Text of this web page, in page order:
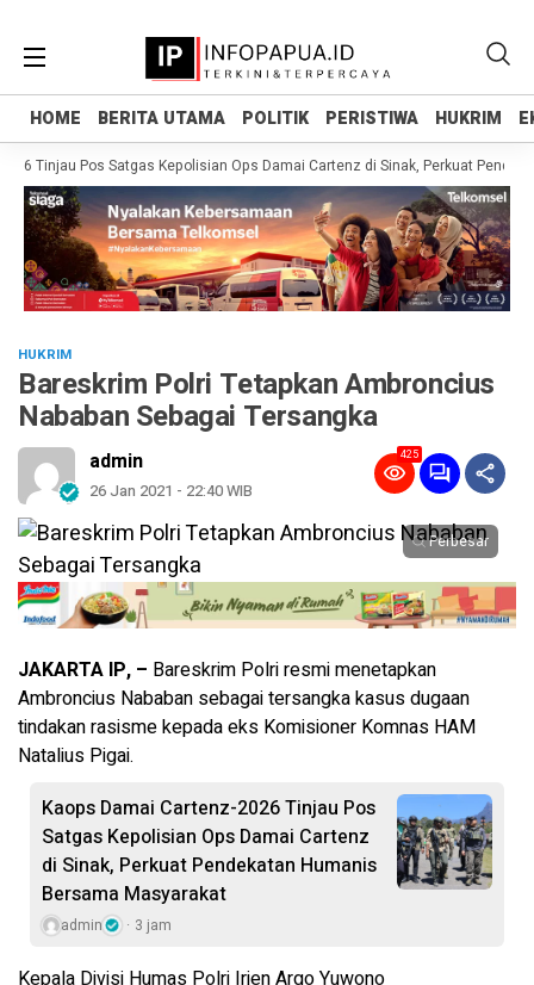
HOME BERITA UTAMA POLITIK PERISTIWA HUKRIM
HOME BERITA UTAMA POLITIK PERISTIWA HUKRIM
Tinjau Pos Satgas Kepolisian Ops Damai Cartenz di Sinak, Perkuat
HUKRIM
Bareskrim Polri Tetapkan Ambroncius
Nababan Sebagai Tersangka
admin
26 Jan 2021 - 22:40 WIB
425
Perbesar
JAKARTA IP, – Bareskrim Polri resmi menetapkan
Ambroncius Nababan sebagai tersangka kasus dugaan
tindakan rasisme kepada eks Komisioner Komnas HAM
Natalius Pigai.
Kaops Damai Cartenz-2026 Tinjau Pos
Satgas Kepolisian Ops Damai Cartenz
di Sinak, Perkuat Pendekatan Humanis
Bersama Masyarakat
admin 3 jam